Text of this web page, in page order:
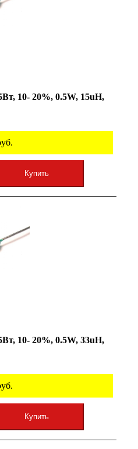
10- 20%, 0.5W, 15uH,
Купить
10- 20%, 0.5W, 33uH,
Купить